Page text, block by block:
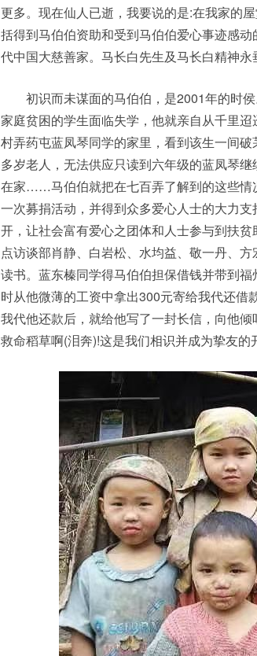
更多。现在仙人已逝，我要说的是:在我家的
括得到马伯伯资助和受到马伯伯爱心事迹感
代中国大慈善家。马长白先生及马长白精神永
初识而未谋面的马伯伯，是2001年的时侯
家庭贫困的学生面临失学，他就亲自从千里
村弄药屯蓝凤琴同学的家里，看到该生一间
多岁老人，无法供应只读到六年级的蓝凤琴
在家……马伯伯就把在七百弄了解到的这些情
一次募捐活动，并得到众多爱心人士的大力
开，让社会富有爱心之团体和人士参与到扶
点访谈部肖静、白岩松、水均益、敬一丹、
读书。蓝东榛同学得马伯伯担保借钱并带到
时从他微薄的工资中拿出300元寄给我代还借
我代他还款后，就给他写了一封长信，向他
救命稻草啊(泪奔)!这是我们相识并成为挚友的